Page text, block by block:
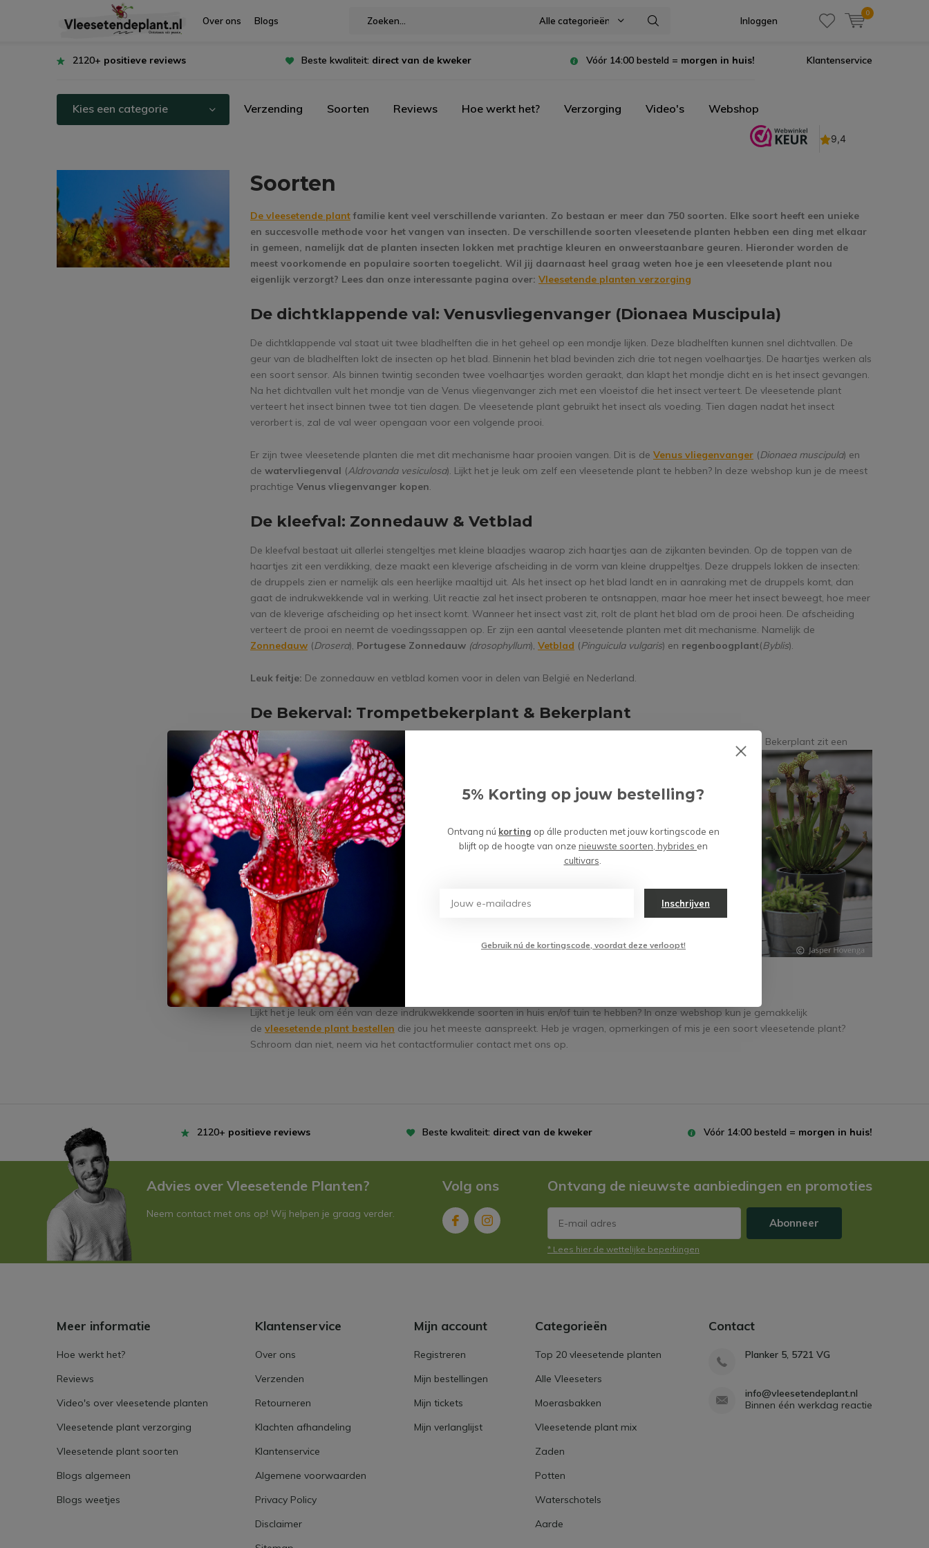
Over ons Blogs Alle categorieën Inloggen
0
2120+ positieve reviews Beste kwaliteit: direct van de kweker Vóór 14:00 besteld = morgen in huis! Klantenservice
Kies een categorie Verzending Soorten Reviews Hoe werkt het? Verzorging Video's Webshop
Soorten
De vleesetende plant familie kent veel verschillende varianten. Zo bestaan er meer dan 750 soorten. Elke soort heeft een unieke
en succesvolle methode voor het vangen van insecten. De verschillende soorten vleesetende planten hebben een ding met elkaar
in gemeen, namelijk dat de planten insecten lokken met prachtige kleuren en onweerstaanbare geuren. Hieronder worden de
meest voorkomende en populaire soorten toegelicht. Wil jij daarnaast heel graag weten hoe je een vleesetende plant nou
eigenlijk verzorgt? Lees dan onze interessante pagina over: Vleesetende planten verzorging
De dichtklappende val: Venusvliegenvanger (Dionaea Muscipula)
De dichtklappende val staat uit twee bladhelften die in het geheel op een mondje lijken. Deze bladhelften kunnen snel dichtvallen. De
geur van de bladhelften lokt de insecten op het blad. Binnenin het blad bevinden zich drie tot negen voelhaartjes. De haartjes werken als
een soort sensor. Als binnen twintig seconden twee voelhaartjes worden geraakt, dan klapt het mondje dicht en is het insect gevangen.
Na het dichtvallen vult het mondje van de Venus vliegenvanger zich met een vloeistof die het insect verteert. De vleesetende plant
verteert het insect binnen twee tot tien dagen. De vleesetende plant gebruikt het insect als voeding. Tien dagen nadat het insect
verorbert is, zal de val weer opengaan voor een volgende prooi.
Er zijn twee vleesetende planten die met dit mechanisme haar prooien vangen. Dit is de Venus vliegenvanger (Dionaea muscipula) en
de watervliegenval (Aldrovanda vesiculosa). Lijkt het je leuk om zelf een vleesetende plant te hebben? In deze webshop kun je de meest
prachtige Venus vliegenvanger kopen.
De kleefval: Zonnedauw & Vetblad
De kleefval bestaat uit allerlei stengeltjes met kleine blaadjes waarop zich haartjes aan de zijkanten bevinden. Op de toppen van de
haartjes zit een verdikking, deze maakt een kleverige afscheiding in de vorm van kleine druppeltjes. Deze druppels lokken de insecten:
de druppels zien er namelijk als een heerlijke maaltijd uit. Als het insect op het blad landt en in aanraking met de druppels komt, dan
gaat de indrukwekkende val in werking. Uit reactie zal het insect proberen te ontsnappen, maar hoe meer het insect beweegt, hoe meer
van de kleverige afscheiding op het insect komt. Wanneer het insect vast zit, rolt de plant het blad om de prooi heen. De afscheiding
verteert de prooi en neemt de voedingssappen op. Er zijn een aantal vleesetende planten met dit mechanisme. Namelijk de
Zonnedauw (Drosera), Portugese Zonnedauw (drosophyllum), Vetblad (Pinguicula vulgaris) en regenboogplant(Byblis).
Leuk feitje: De zonnedauw en vetblad komen voor in delen van België en Nederland.
De Bekerval: Trompetbekerplant & Bekerplant
Zoals de naam als zegt, heeft het blad van de Bekerval de vorm van een beker. Bovenaan de binnenkant
van de Bekerplant zit een
gladde rand met kleine verticale gleufjes. De functie hiervan is dat een insect nergens grip
kan houden aan het blad en in de beker glijdt. In de beker zelf zitten allerlei stevige
haartjes die naar beneden zijn gericht. Het doel van deze haartjes is dat de prooi vast
komt te zitten en niet kan ontsnappen. Onderaan in de beker bevindt zich een waterige
afscheiding welke de prooi verteert. Er zijn verschillende soorten Bekerplanten. Namelijk
deTrompetbekerplant(Sarracenia Bekerplant (Nepenthes). Een bijnaam voor de
Bekerplant is ‘Apenbeker’, omdat er apen gezien zijn die uit de grote bekers water
dronken.
Weetje:enkele bekerplantsoorten, zoals de Nepenthes ‘Raja’ kunnen bekers van tot wel 50
cm produceren. Met deze grote bekers van de Nepenthes, staan kraagdieren, zoals ratten
weleens op het menu. De beruchte familienaam ‘
plant‘ komt daarom bij deze soort daadwerkelijk tot zijn recht.
Vleesetende plant kopen
Lijkt het je leuk om één van deze indrukwekkende soorten in huis en/of tuin te hebben? In onze webshop kun je gemakkelijk
de vleesetende plant bestellen die jou het meeste aanspreekt. Heb je vragen, opmerkingen of mis je een soort vleesetende plant?
Schroom dan niet, neem via het contactformulier contact met ons op.
2120+ positieve reviews Beste kwaliteit: direct van de kweker Vóór 14:00 besteld = morgen in huis!
Advies over Vleesetende Planten?
Neem contact met ons op! Wij helpen je graag verder.
Volg ons Ontvang de nieuwste aanbiedingen en promoties
Abonneer
* Lees hier de wettelijke beperkingen
Meer informatie
Hoe werkt het?
Reviews
Video's over vleesetende planten
Vleesetende plant verzorging
Vleesetende plant soorten
Blogs algemeen
Blogs weetjes
Klantenservice
Over ons
Verzenden
Retourneren
Klachten afhandeling
Klantenservice
Algemene voorwaarden
Privacy Policy
Disclaimer
Mijn account
Registreren
Mijn bestellingen
Mijn tickets
Mijn verlanglijst
Categorieën
Top 20 vleesetende planten
Alle Vleeseters
Moerasbakken
Vleesetende plant mix
Zaden
Potten
Waterschotels
Aarde
Contact
Planker 5, 5721 VG
info@vleesetendeplant.nl
Binnen één werkdag reactie
5% Korting op jouw bestelling?
Ontvang nú korting op álle producten met jouw kortingscode en
blijft op de hoogte van onze nieuwste soorten, hybrides en
cultivars
Inschrijven
Gebruik nú de kortingscode, voordat deze verloopt!